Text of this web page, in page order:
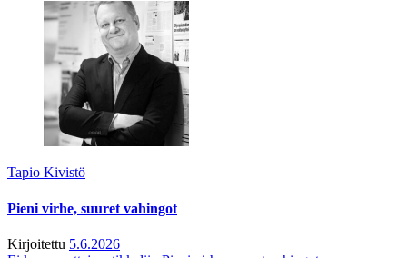
Tapio Kivistö
Pieni virhe, suuret vahingot
Kirjoitettu 5.6.2026